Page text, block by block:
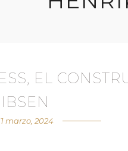
EL
IBSEN
marzo, 2024